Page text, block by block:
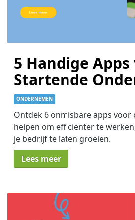
5 Handige
Startende
ONDERNEMEN
Ontdek 6 onmisbare apps voor
helpen om efficiënter te
je bedrijf te laten groeien.
Lees meer